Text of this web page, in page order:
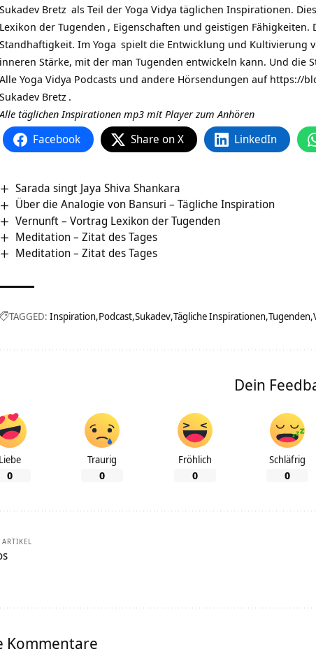
Sukadev Bretz als Teil der Yoga Vidya täglichen Inspirationen.
Lexikon der Tugenden , Eigenschaften und geistigen Fähigkeiten.
Standhaftigkeit. Im Yoga spielt die Entwicklung und Kultivierung
inneren Stärke, mit der man Tugenden entwickeln kann. Und
Alle Yoga Vidya Podcasts und andere Hörsendungen auf https://
Sukadev Bretz .
Alle täglichen Inspirationen mp3 mit Player zum Anhören
Facebook Share on X LinkedIn
Sarada singt Jaya Shiva Shankara
Über die Analogie von Bansuri – Tägliche Inspiration
Vernunft – Vortrag Lexikon der Tugenden
Meditation – Zitat des Tages
Meditation – Zitat des Tages
TAGGED: Inspiration Podcast Sukadev Tägliche Inspirationen Tugenden
Dein
Liebe
0
Traurig
0
Fröhlich
0
Schläfrig
0
Kommentare